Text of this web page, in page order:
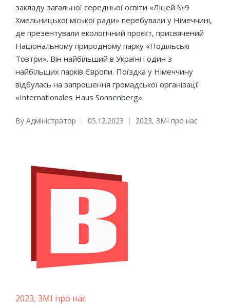
закладу загальної середньої освіти «Ліцей №9
Хмельницької міської ради» перебували у Німеччині,
де презентували екологічний проєкт, присвячений
Національному природному парку «Подільські
Товтри». Він найбільший в Україні і один з
найбільших парків Європи. Поїздка у Німеччину
відбулась на запрошення громадської організації
«Internationales Haus Sonnenberg».
Posted
By Адміністратор 05.12.2023
Posted
2023, ЗМІ про нас
Posted
2023 ЗМІ про нас